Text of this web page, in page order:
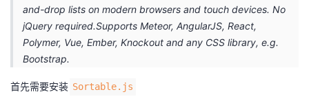
我
的
博
我
的
我
and-drop lists on modern browsers and touch devices. No
jQuery required.Supports Meteor, AngularJS, React,
Polymer, Vue, Ember, Knockout and any CSS library, e.g.
Bootstrap.
首先需要安装 Sortable.js